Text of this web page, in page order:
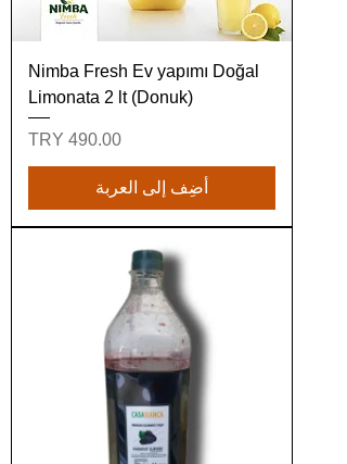
Nimba Fresh Ev yapımı Doğal
Limonata 2 lt (Donuk)
السعر
أضِف إلى العربة